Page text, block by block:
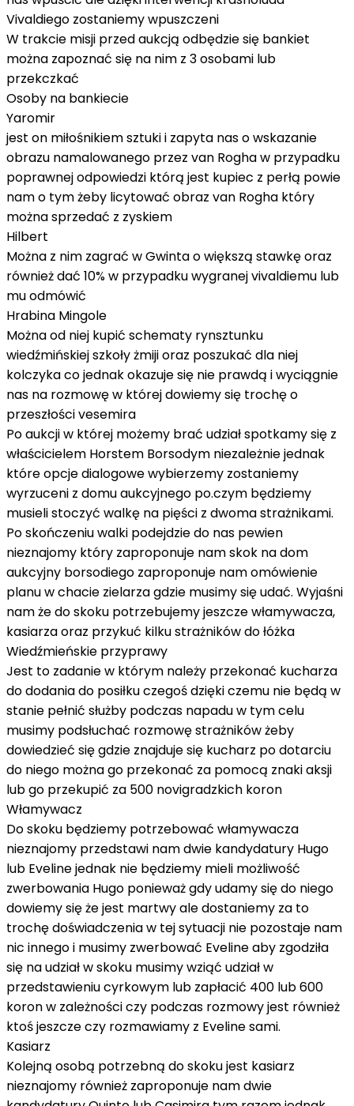
Vivaldiego zostaniemy wpuszczeni
W trakcie misji przed aukcją odbędzie się bankiet
można zapoznać się na nim z 3 osobami lub
przekczkać
Osoby na bankiecie
Yaromir
jest on miłośnikiem sztuki i zapyta nas o wskazanie
obrazu namalowanego przez van Rogha w przypadku
poprawnej odpowiedzi którą jest kupiec z perłą powie
nam o tym żeby licytować obraz van Rogha który
można sprzedać z zyskiem
Hilbert
Można z nim zagrać w Gwinta o większą stawkę oraz
również dać 10% w przypadku wygranej vivaldiemu lub
mu odmówić
Hrabina Mingole
Można od niej kupić schematy rynsztunku
wiedźmińskiej szkoły żmiji oraz poszukać dla niej
kolczyka co jednak okazuje się nie prawdą i wyciągnie
nas na rozmowę w której dowiemy się trochę o
przeszłości vesemira
Po aukcji w której możemy brać udział spotkamy się z
właścicielem Horstem Borsodym niezależnie jednak
które opcje dialogowe wybierzemy zostaniemy
wyrzuceni z domu aukcyjnego po.czym będziemy
musieli stoczyć walkę na pięści z dwoma strażnikami.
Po skończeniu walki podejdzie do nas pewien
nieznajomy który zaproponuje nam skok na dom
aukcyjny borsodiego zaproponuje nam omówienie
planu w chacie zielarza gdzie musimy się udać. Wyjaśni
nam że do skoku potrzebujemy jeszcze włamywacza,
kasiarza oraz przykuć kilku strażników do łóżka
Wiedźmieńskie przyprawy
Jest to zadanie w którym należy przekonać kucharza
do dodania do posiłku czegoś dzięki czemu nie będą w
stanie pełnić służby podczas napadu w tym celu
musimy podsłuchać rozmowę strażników żeby
dowiedzieć się gdzie znajduje się kucharz po dotarciu
do niego można go przekonać za pomocą znaki aksji
lub go przekupić za 500 novigradzkich koron
Włamywacz
Do skoku będziemy potrzebować włamywacza
nieznajomy przedstawi nam dwie kandydatury Hugo
lub Eveline jednak nie będziemy mieli możliwość
zwerbowania Hugo ponieważ gdy udamy się do niego
dowiemy się że jest martwy ale dostaniemy za to
trochę doświadczenia w tej sytuacji nie pozostaje nam
nic innego i musimy zwerbować Eveline aby zgodziła
się na udział w skoku musimy wziąć udział w
przedstawieniu cyrkowym lub zapłacić 400 lub 600
koron w zależności czy podczas rozmowy jest również
ktoś jeszcze czy rozmawiamy z Eveline sami.
Kasiarz
Kolejną osobą potrzebną do skoku jest kasiarz
nieznajomy również zaproponuje nam dwie